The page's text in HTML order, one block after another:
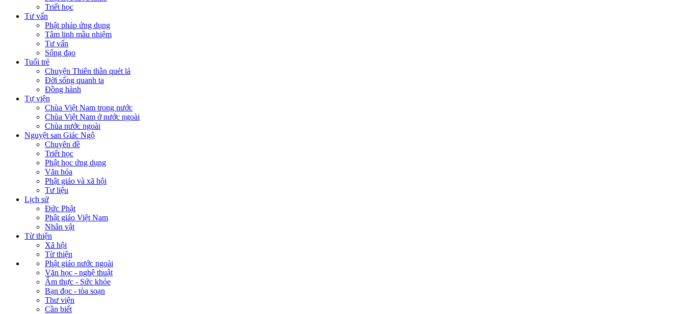
Triết học
Tư vấn
Phật pháp ứng dụng
Tâm linh mầu nhiệm
Tư vấn
Sống đạo
Tuổi trẻ
Chuyện Thiên thần quét lá
Đời sống quanh ta
Đồng hành
Tự viện
Chùa Việt Nam trong nước
Chùa Việt Nam ở nước ngoài
Chùa nước ngoài
Nguyệt san Giác Ngộ
Chuyên đề
Triết học
Phật học ứng dụng
Văn hóa
Phật giáo và xã hội
Tư liệu
Lịch sử
Đức Phật
Phật giáo Việt Nam
Nhân vật
Từ thiện
Xã hội
Từ thiện
Phật giáo nước ngoài
Văn học - nghệ thuật
Ẩm thực - Sức khỏe
Bạn đọc - tòa soạn
Thư viện
Cần biết